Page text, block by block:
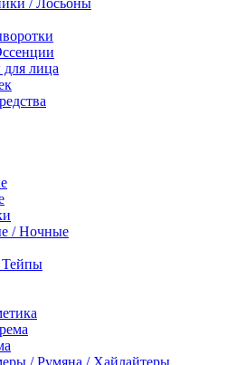
/ Лосьоны
лица
/ Ночные
/ Румяна / Хайлайтеры